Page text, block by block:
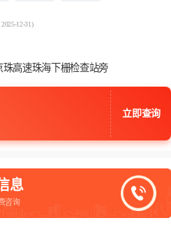
12-31)
高速珠海下栅检查站旁
立即查询
息
咨询